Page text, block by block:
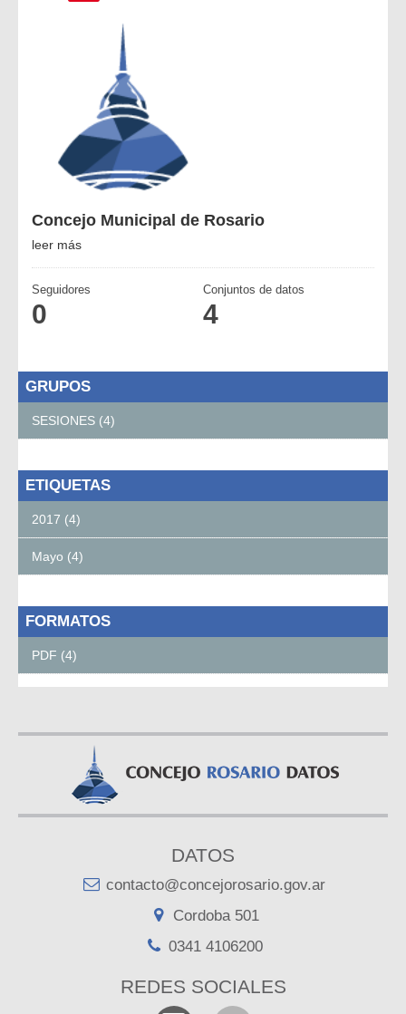
Concejo Municipal de Rosario
leer más
Seguidores
0
Conjuntos de datos
4
GRUPOS
SESIONES (4)
ETIQUETAS
2017 (4)
Mayo (4)
FORMATOS
PDF (4)
DATOS
contacto@concejorosario.gov.ar
Cordoba 501
0341 4106200
REDES SOCIALES